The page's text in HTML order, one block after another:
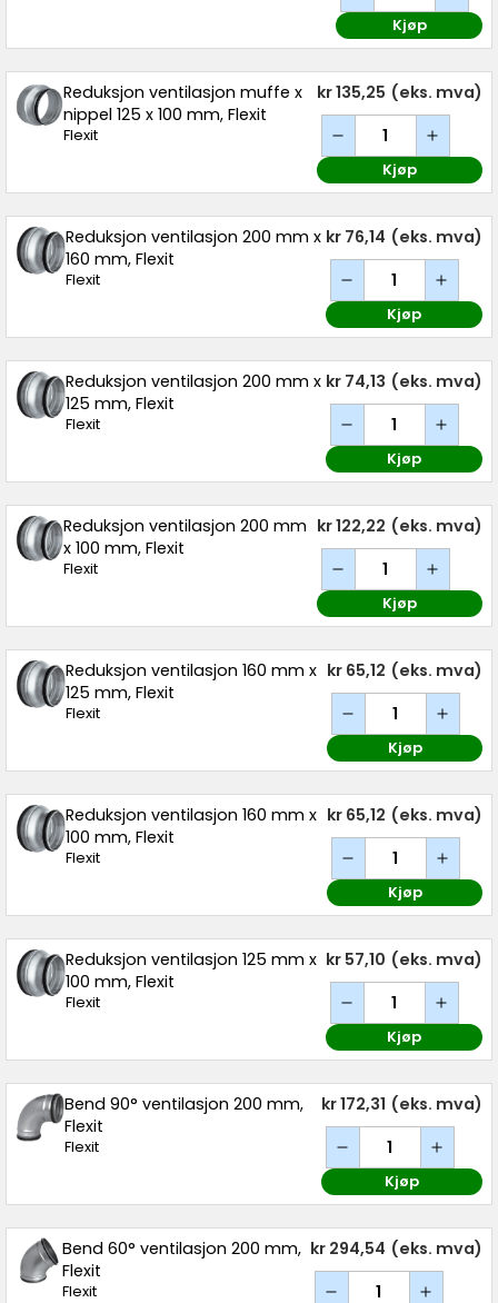
Kjøp
Reduksjon ventilasjon muffe x
nippel 125 x 100 mm, Flexit
Flexit
kr 135,25 (eks. mva)
Kjøp
Reduksjon ventilasjon 200 mm x
160 mm, Flexit
Flexit
kr 76,14 (eks. mva)
Kjøp
Reduksjon ventilasjon 200 mm x
125 mm, Flexit
Flexit
kr 74,13 (eks. mva)
Kjøp
Reduksjon ventilasjon 200 mm
x 100 mm, Flexit
Flexit
kr 122,22 (eks. mva)
Kjøp
Reduksjon ventilasjon 160 mm x
125 mm, Flexit
Flexit
kr 65,12 (eks. mva)
Kjøp
Reduksjon ventilasjon 160 mm x
100 mm, Flexit
Flexit
kr 65,12 (eks. mva)
Kjøp
Reduksjon ventilasjon 125 mm x
100 mm, Flexit
Flexit
kr 57,10 (eks. mva)
Kjøp
Bend 90° ventilasjon 200 mm,
Flexit
Flexit
kr 172,31 (eks. mva)
Kjøp
Bend 60° ventilasjon 200 mm,
Flexit
Flexit
kr 294,54 (eks. mva)